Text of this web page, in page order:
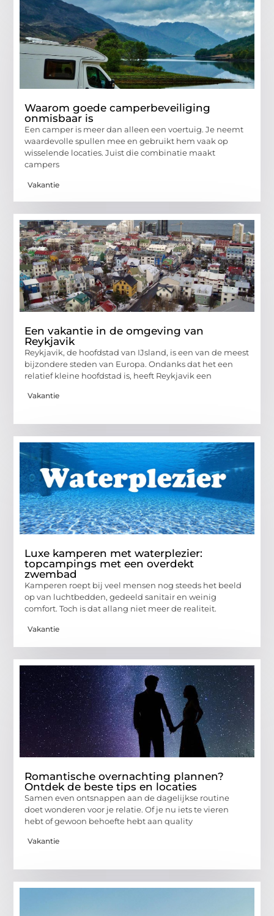
Waarom goede camperbeveiliging
onmisbaar is
Een camper is meer dan alleen een voertuig. Je neemt
waardevolle spullen mee en gebruikt hem vaak op
wisselende locaties. Juist die combinatie maakt
campers
Vakantie
Een vakantie in de omgeving van
Reykjavik
Reykjavik, de hoofdstad van IJsland, is een van de meest
bijzondere steden van Europa. Ondanks dat het een
relatief kleine hoofdstad is, heeft Reykjavik een
Vakantie
Luxe kamperen met waterplezier:
topcampings met een overdekt
zwembad
Kamperen roept bij veel mensen nog steeds het beeld
op van luchtbedden, gedeeld sanitair en weinig
comfort. Toch is dat allang niet meer de realiteit.
Vakantie
Romantische overnachting plannen?
Ontdek de beste tips en locaties
Samen even ontsnappen aan de dagelijkse routine
doet wonderen voor je relatie. Of je nu iets te vieren
hebt of gewoon behoefte hebt aan quality
Vakantie